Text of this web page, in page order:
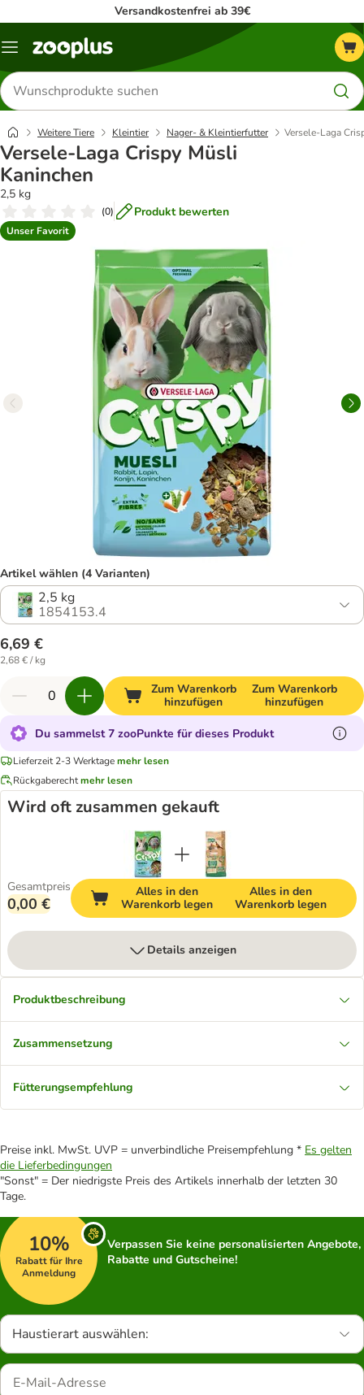
Versandkostenfrei ab 39€
Menü
Produkte
suchen
Weitere Tiere Kleintier Nager- & Kleintierfutter Versele-Laga
Versele-Laga Crispy Müsli
Kaninchen
2,5 kg
(0) Produkt bewerten
Unser Favorit
Artikel wählen (4 Varianten)
2,5 kg
1854153.4
6,69 €
2,68 € / kg
Zum Warenkorb
hinzufügen
Zum Warenkorb
hinzufügen
Du sammelst 7 zooPunkte für dieses Produkt
Lieferzeit 2-3 Werktagemehr lesen
Rückgaberechtmehr lesen
Wird oft zusammen gekauft
Gesamtpreis
0,00 €
Alles in den
Warenkorb legen
Alles in den
Warenkorb legen
Details anzeigen
Produktbeschreibung
Zusammensetzung
Fütterungsempfehlung
Preise inkl. MwSt. UVP = unverbindliche Preisempfehlung * Es gelten
die Lieferbedingungen
"Sonst" = Der niedrigste Preis des Artikels innerhalb der letzten 30
Tage.
10%
Rabatt für Ihre
Anmeldung
Verpassen Sie keine personalisierten Angebote,
Rabatte und Gutscheine!
Haustierart auswählen: